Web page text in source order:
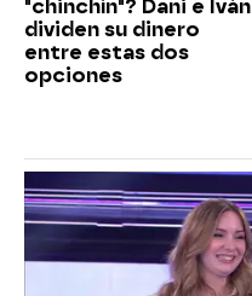
"chinchín"? Dani e Iván
dividen su dinero
entre estas dos
opciones